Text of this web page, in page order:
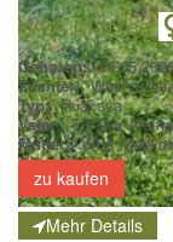
WLA Mattea
Geboren:
Züchter:
Typ: Huacaya
Vater: TR Dux
Mutter: WLA
zu kaufen
Mehr Details